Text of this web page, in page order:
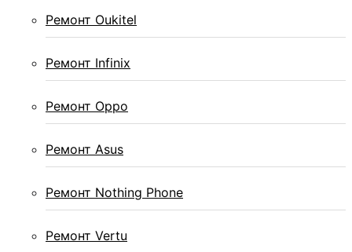
Ремонт Oukitel
Ремонт Infinix
Ремонт Oppo
Ремонт Asus
Ремонт Nothing Phone
Ремонт Vertu